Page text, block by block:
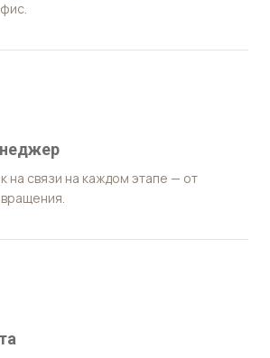
на связи на каждом этапе — от